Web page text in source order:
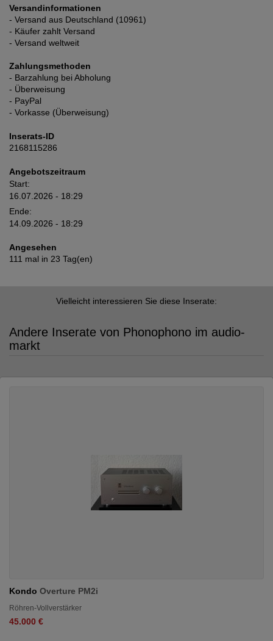
Versandinformationen
- Versand aus Deutschland (10961)
- Käufer zahlt Versand
- Versand weltweit
Zahlungsmethoden
- Barzahlung bei Abholung
- Überweisung
- PayPal
- Vorkasse (Überweisung)
Inserats-ID
2168115286
Angebotszeitraum
Start:
16.07.2026 - 18:29
Ende:
14.09.2026 - 18:29
Angesehen
111 mal in 23 Tag(en)
Vielleicht interessieren Sie diese Inserate:
Andere Inserate von Phonophono im audio-
markt
Kondo Overture PM2i
Röhren-Vollverstärker
45.000 €